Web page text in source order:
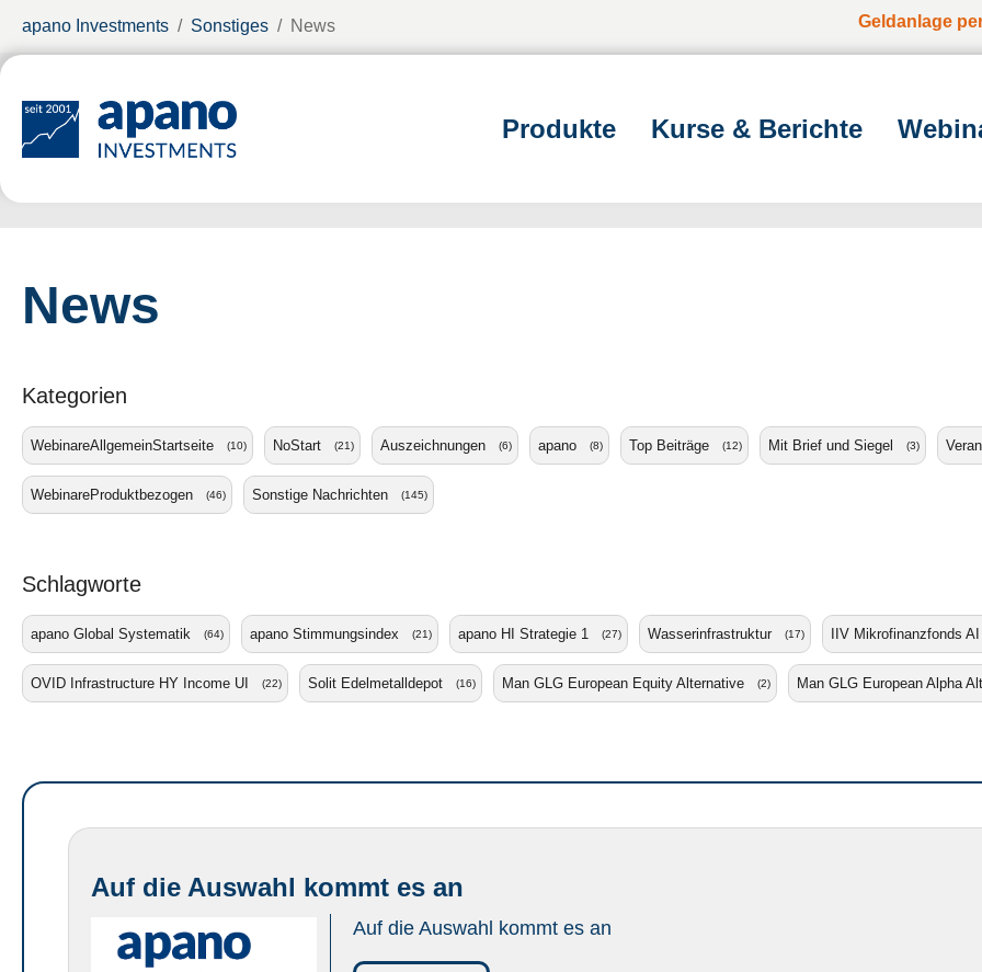
Geldanlage
Produkte Kurse & Berichte
Sie sind hier:
apano Investments Sonstiges News
News
Kategorien
WebinareAllgemeinStartseite (10) NoStart (21) Auszeichnungen (6) apano (8) Top Beiträge (12) Mit Brief und Siegel (3)
WebinareProduktbezogen (46) Sonstige Nachrichten (145)
Schlagworte
apano Global Systematik (64) apano Stimmungsindex (21) apano HI Strategie 1 (27) Wasserinfrastruktur (17) IIV Mikrofinanzfonds AI
OVID Infrastructure HY Income UI (22) Solit Edelmetalldepot (16) Man GLG European Equity Alternative (2) Man GLG European Alpha
Auf die Auswahl kommt es an
Auf die Auswahl kommt es an